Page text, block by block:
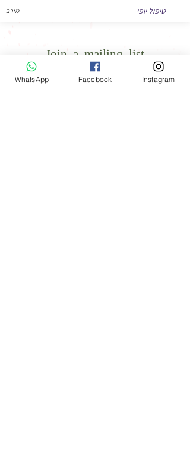
מירב טיפול יופי
Join a mailing list
WhatsApp Facebook Instagram